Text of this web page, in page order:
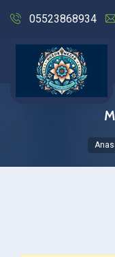
05523868934